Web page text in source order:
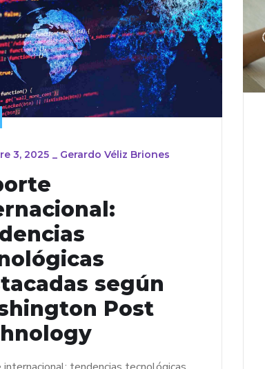
3, 2025 _ Gerardo Véliz Briones
según
Post